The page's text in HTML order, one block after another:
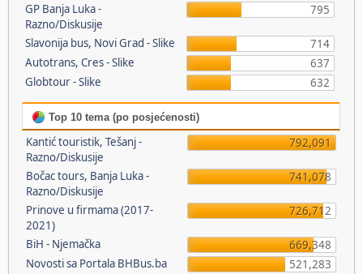
GP Banja Luka -
Razno/Diskusije
795
Slavonija bus, Novi Grad - Slike
714
Autotrans, Cres - Slike
637
Globtour - Slike
632
Top 10 tema (po posjećenosti)
Kantić touristik, Tešanj -
Razno/Diskusije
792,091
Bočac tours, Banja Luka -
Razno/Diskusije
741,078
Prinove u firmama (2017-
2021)
726,712
BiH - Njemačka
669,348
Novosti sa Portala BHBus.ba
521,283